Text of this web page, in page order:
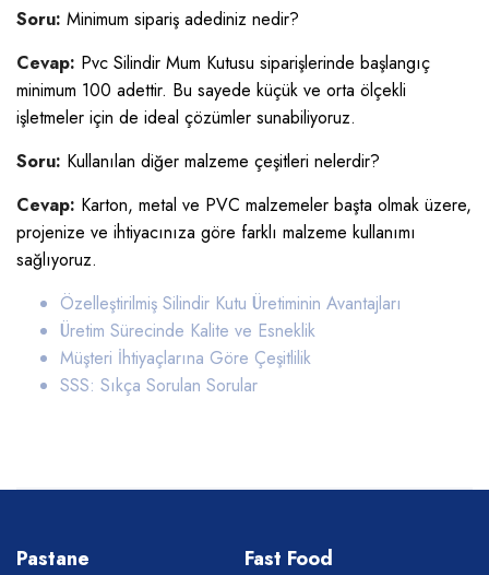
Soru: Minimum sipariş adediniz nedir?
Cevap: Pvc Silindir Mum Kutusu siparişlerinde başlangıç
minimum 100 adettir. Bu sayede küçük ve orta ölçekli
işletmeler için de ideal çözümler sunabiliyoruz.
Soru: Kullanılan diğer malzeme çeşitleri nelerdir?
Cevap: Karton, metal ve PVC malzemeler başta olmak üzere,
projenize ve ihtiyacınıza göre farklı malzeme kullanımı
sağlıyoruz.
Özelleştirilmiş Silindir Kutu Üretiminin Avantajları
Üretim Sürecinde Kalite ve Esneklik
Müşteri İhtiyaçlarına Göre Çeşitlilik
SSS: Sıkça Sorulan Sorular
Pastane Fast Food